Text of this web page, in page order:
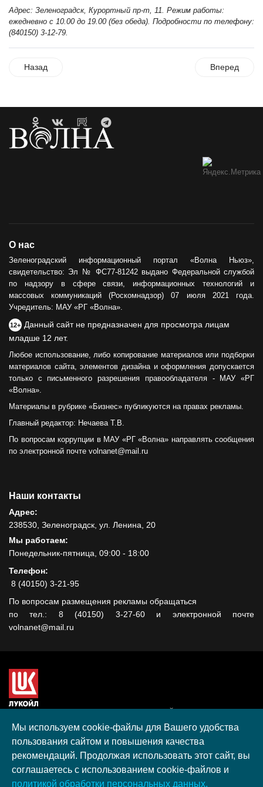
Адрес: Зеленоградск, Курортный пр-т, 11. Режим работы:
ежедневно с 10.00 до 19.00 (без обеда). Подробности по телефону:
(840150) 3-12-79.
Назад Вперед
О нас
Зеленоградский информационный портал «Волна Ньюз»,
свидетельство: Эл № ФС77-81242 выдано Федеральной службой
по надзору в сфере связи, информационных технологий и
массовых коммуникаций (Роскомнадзор) 07 июля 2021 года.
Учредитель: МАУ «РГ «Волна».
12+ Данный сайт не предназначен для просмотра лицам
младше 12 лет.
Любое использование, либо копирование материалов или подборки
материалов сайта, элементов дизайна и оформления допускается
только с письменного разрешения правообладателя - МАУ «РГ
«Волна».
Материалы в рубрике «Бизнес» публикуются на правах рекламы.
Главный редактор: Нечаева Т.В.
По вопросам коррупции в МАУ «РГ «Волна» направлять сообщения
по электронной почте volnanet@mail.ru
Наши контакты
Адрес:
238530, Зеленоградск, ул. Ленина, 20
Мы работаем:
Понедельник-пятница, 09:00 - 18:00
Телефон:
8 (40150) 3-21-95
По вопросам размещения рекламы обращаться
по тел.: 8 (40150) 3-27-60 и электронной почте
volnanet@mail.ru
гранта, полученного в рамках XIII Конкурса социальных и
культурных проектов ПАО "ЛУКОЙЛ" на территории
Калининградской области в 2020 году
Согласие на обработку персональных данных
Разработка, поддержка и продвижение S-Media group
Мы используем cookie-файлы для Вашего удобства
пользования сайтом и повышения качества
рекомендаций. Продолжая использовать этот сайт, вы
соглашаетесь с использованием cookie-файлов и
политикой обработки персональных данных.